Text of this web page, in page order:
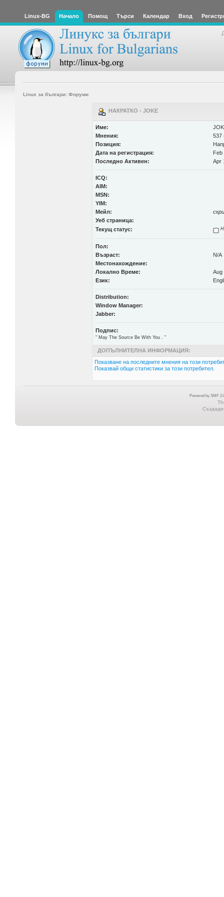
Linux-BG Начало Помощ Търси Календар Вход
Linux за българи: Форуми
НАКРАТКО - JOKE
Име:
Мнения:
537
Позиция:
Дата на регистрация:
Feb
Последно Активен:
Apr
ICQ:
AIM:
MSN:
YIM:
Мейл:
Уеб страница:
Текущ статус:
Пол:
Възраст:
N/A
Местонахождение:
Локално Време:
Aug
Език:
Distribution:
Window Manager:
Jabber:
Подпис:
" May The Source Be With You . "
ДОПЪЛНИТЕЛНА ИНФОРМАЦИЯ:
Показване на последните мнения на този
Показвай общи статистики за този потребител.
Powered by SMF